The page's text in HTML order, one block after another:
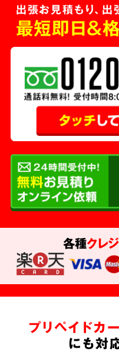
出張お見積もり、
最短即日＆
各種クレ
プリペイドカ
にも対